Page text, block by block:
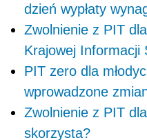
dzień wypłaty
Zwolnienie z PIT
Krajowej Informacji
PIT zero dla
wprowadzone
Zwolnienie z PIT
skorzysta?